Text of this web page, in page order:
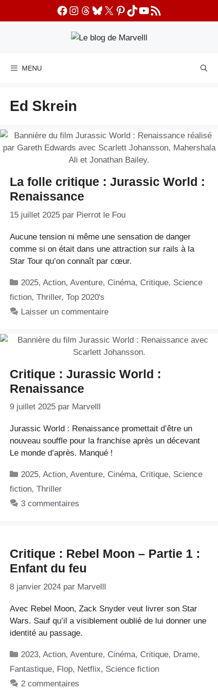
Facebook
Instagram
Threads
Bluesky
X Pinterest
TikTok
YouTube
Flux RSS
MENU
Ed Skrein
La folle critique : Jurassic World :
Renaissance
15 juillet 2025 par Pierrot le Fou
Aucune tension ni même une sensation de danger
comme si on était dans une attraction sur rails à la
Star Tour qu’on connaît par cœur.
Catégories
2025,Action,Aventure, Cinéma, Critique, Science
fiction, Thriller, Top 2020's
Laisser un commentaire
Critique : Jurassic World :
Renaissance
9 juillet 2025 par Marvelll
Jurassic World : Renaissance promettait d’être un
nouveau souffle pour la franchise après un décevant
Le monde d’après. Manqué !
Catégories
2025,Action,Aventure, Cinéma, Critique, Science
fiction, Thriller
3 commentaires
Critique : Rebel Moon – Partie 1 :
Enfant du feu
8 janvier 2024 par Marvelll
Avec Rebel Moon, Zack Snyder veut livrer son Star
Wars. Sauf qu’il a visiblement oublié de lui donner une
identité au passage.
Catégories
2023,Action,Aventure, Cinéma, Critique, Drame,
Fantastique, Flop, Netflix, Science fiction
2 commentaires